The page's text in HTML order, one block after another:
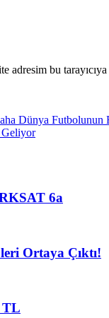
adresim bu
Dünya Futbolunun
Geliyor
6a
Ortaya Çıktı!
TL